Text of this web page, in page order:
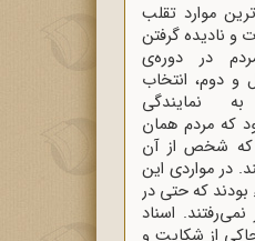
موارد تقلب
و نادیده گرفتن
در دوره‌ی
و دوم، انتخاب
نمایندگی
که مردم همان
که شخص از آن
در مواردی این
که حتی در
اسناد